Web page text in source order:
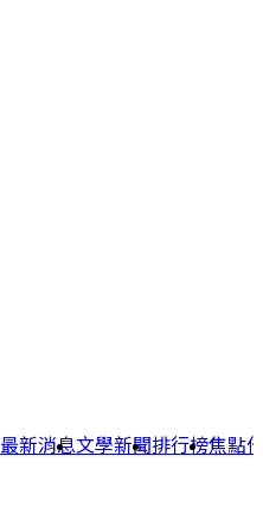
最新消息文學新聞排行榜焦點